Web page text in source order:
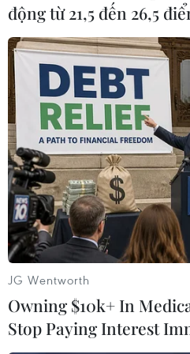
chống tội phạm mua bán
#Malaysia #Indonesia
#Bộ quốc phòng Indonesia
Theo dõi VietnamPlus
TIN LIÊN QUAN
động từ 21,5 đến 26,5
JG Wentworth
Owning $10k+ In
Stop Paying Interest